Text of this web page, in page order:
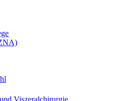
Viszeralchirurgie